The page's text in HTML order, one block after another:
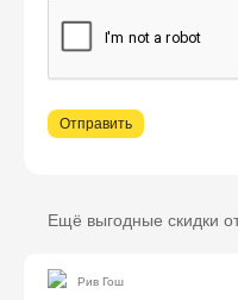
Ещё выгодные скидки
Рив Гош